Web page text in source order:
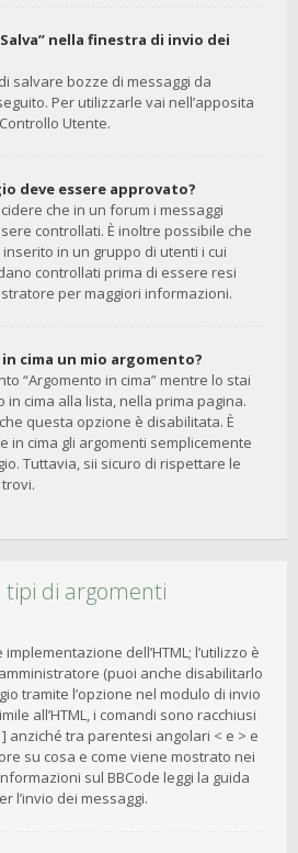
nella finestra di invio dei
salvare bozze di messaggi da
Per utilizzarle vai nell’apposita
Utente.
deve essere approvato?
che in un forum i messaggi
controllati. È inoltre possibile che
in un gruppo di utenti i cui
controllati prima di essere resi
per maggiori informazioni.
cima un mio argomento?
“Argomento in cima” mentre lo stai
in cima alla lista, nella prima pagina.
questa opzione è disabilitata. È
in cima gli argomenti semplicemente
Tuttavia, sii sicuro di rispettare le
tipi di argomenti
dell’HTML; l’utilizzo è
(puoi anche disabilitarlo
tramite l’opzione nel modulo di invio
all’HTML, i comandi sono racchiusi
anziché tra parentesi angolari < e > e
su cosa e come viene mostrato nei
sul BBCode leggi la guida
l’invio dei messaggi.